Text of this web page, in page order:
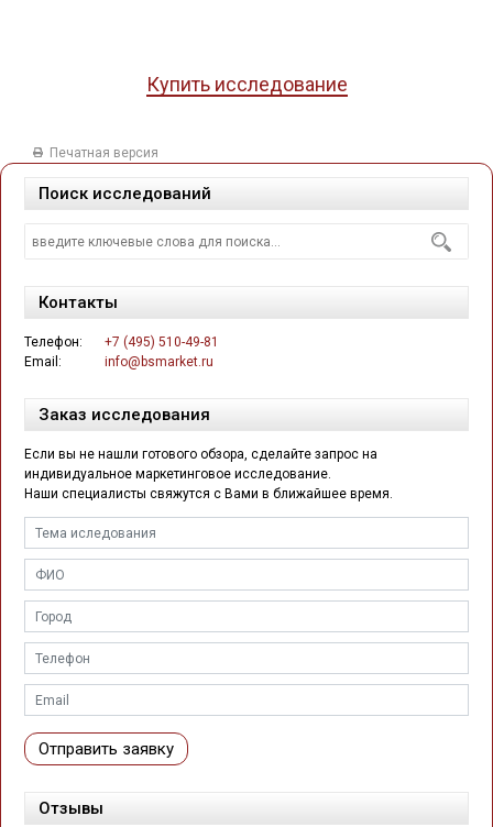
Купить исследование
Печатная версия
Поиск исследований
Контакты
Телефон:
+7 (495) 510-49-81
Email:
info@bsmarket.ru
Заказ исследования
Если вы не нашли готового обзора, сделайте запрос на
индивидуальное маркетинговое исследование.
Наши специалисты свяжутся с Вами в ближайшее время.
Отправить заявку
Отзывы